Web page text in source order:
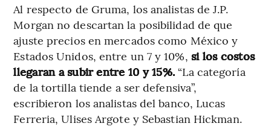
Al respecto de Gruma, los analistas de J.P.
Morgan no descartan la posibilidad de que
ajuste precios en mercados como México y
Estados Unidos, entre un 7 y 10%, si los costos
llegaran a subir entre 10 y 15%.“La categoría
de la tortilla tiende a ser defensiva”,
escribieron los analistas del banco, Lucas
Ferreria, Ulises Argote y Sebastian Hickman.